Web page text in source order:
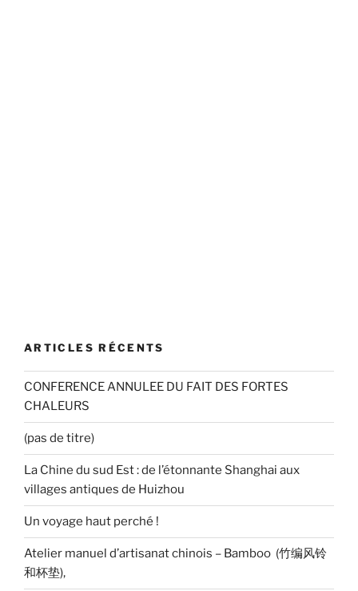
ARTICLES RÉCENTS
CONFERENCE ANNULEE DU FAIT DES FORTES
CHALEURS
(pas de titre)
La Chine du sud Est : de l’étonnante Shanghai aux
villages antiques de Huizhou
Un voyage haut perché !
Atelier manuel d’artisanat chinois – Bamboo (竹编风铃
和杯垫),